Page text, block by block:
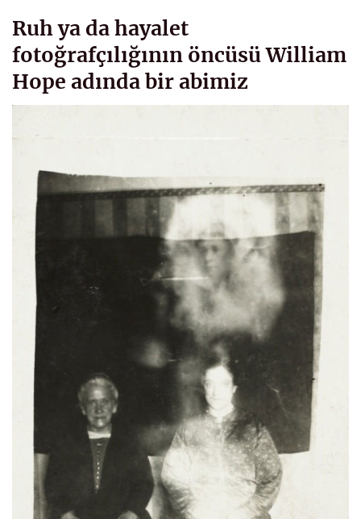
Ruh ya da hayalet
fotoğrafçılığının öncüsü William
Hope adında bir abimiz